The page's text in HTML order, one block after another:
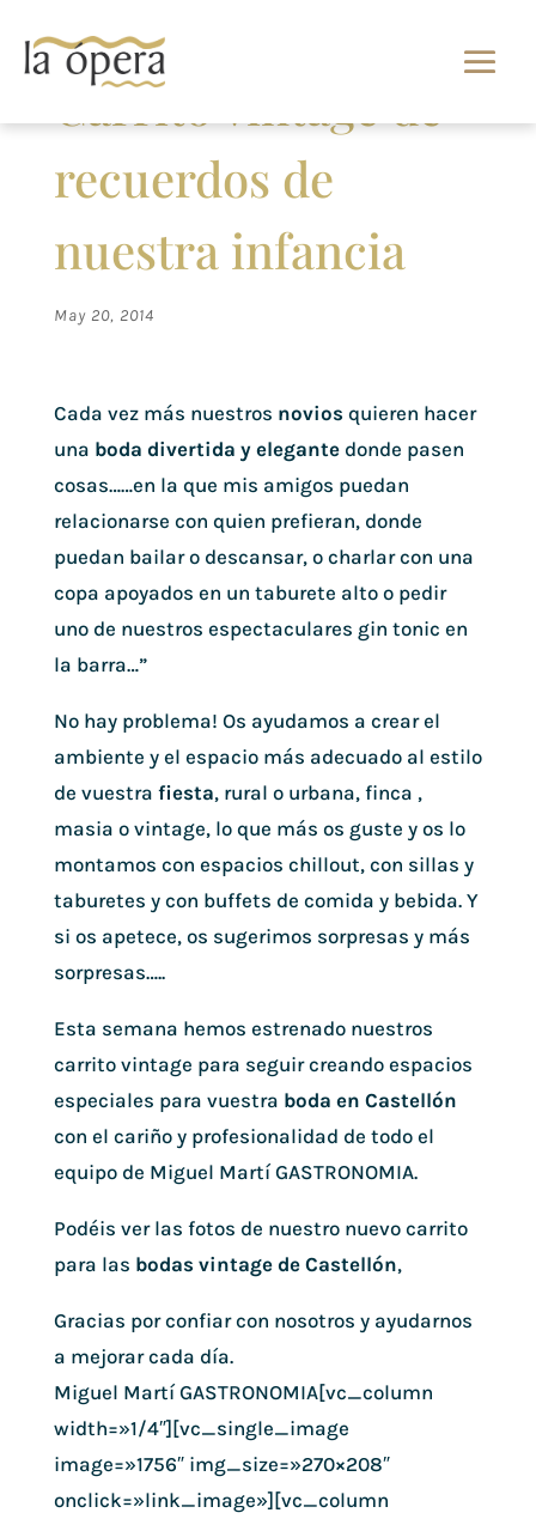
Carrito vintage de
recuerdos de
nuestra infancia
May 20, 2014
Cada vez más nuestros novios quieren hacer
una boda divertida y elegantedonde pasen
cosas……en la que mis amigos puedan
relacionarse con quien prefieran, donde
puedan bailar o descansar, o charlar con una
copa apoyados en un taburete alto o pedir
uno de nuestros espectaculares gin tonic en
la barra…”
No hay problema! Os ayudamos a crear el
ambiente y el espacio más adecuado al estilo
de vuestra fiesta, rural o urbana, finca ,
masia o vintage, lo que más os guste y os lo
montamos con espacios chillout, con sillas y
taburetes y con buffets de comida y bebida. Y
si os apetece, os sugerimos sorpresas y más
sorpresas…..
Esta semana hemos estrenado nuestros
carrito vintage para seguir creando espacios
especiales para vuestra boda en Castellón
con el cariño y profesionalidad de todo el
equipo de Miguel Martí GASTRONOMIA.
Podéis ver las fotos de nuestro nuevo carrito
para las bodas vintage de Castellón,
Gracias por confiar con nosotros y ayudarnos
a mejorar cada día.
Miguel Martí GASTRONOMIA[vc_column
width=»1/4″][vc_single_image
image=»1756″ img_size=»270×208″
onclick=»link_image»][vc_column